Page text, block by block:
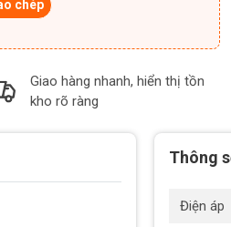
chép
Giao hàng nhanh, hiển thị tồn
kho rõ ràng
Thông
Điện áp